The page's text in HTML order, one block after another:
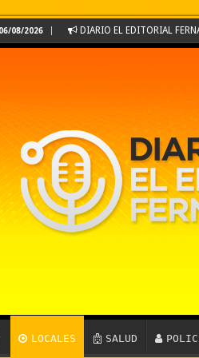
06/08/2026 DIARIO EL EDITORIAL
LOCALES SALUD